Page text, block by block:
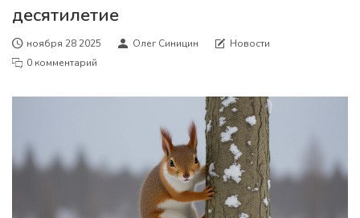
десятилетие
ноября 28 2025 Олег Синицин
Новости
0 комментарий